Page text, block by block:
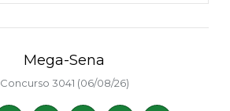
Mega-Sena
Concurso 3041 (06/08/26)